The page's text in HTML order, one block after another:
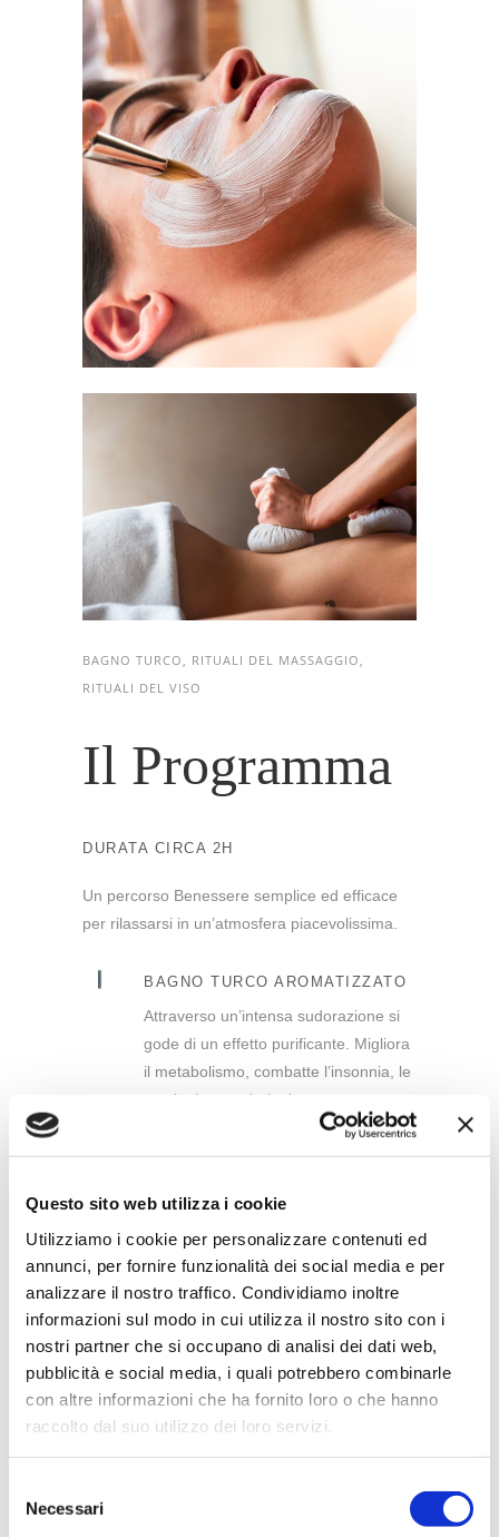
Questo sito web utilizza i cookie
Utilizziamo i cookie per personalizzare contenuti ed
annunci, per fornire funzionalità dei social media e per
analizzare il nostro traffico. Condividiamo inoltre
informazioni sul modo in cui utilizza il nostro sito con i
nostri partner che si occupano di analisi dei dati web,
pubblicità e social media, i quali potrebbero combinarle
con altre informazioni che ha fornito loro o che hanno
raccolto dal suo utilizzo dei loro servizi.
delNecessari
BAGNO TURCO, RITUALI DEL MASSAGGIO,
RITUALI DEL VISO
Il Programma
DURATA CIRCA 2H
Un percorso Benessere semplice ed efficace
per rilassarsi in un’atmosfera piacevolissima.
BAGNO TURCO AROMATIZZATO
Attraverso un’intensa sudorazione si
gode di un effetto purificante. Migliora
il metabolismo, combatte l’insonnia, le
tensioni muscolari e lo stress.
TRATTAMENTO VISO EXPRESS
crema finale, accompagnato da una
manualità studiata per il massimo
dell'efficacia e del relax.
Un massaggio ricco di personalità
adatto ad ogni specifica esigenza.